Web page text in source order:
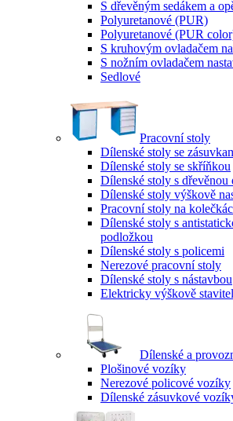
S dřevěným sedákem a
Polyuretanové (PUR)
Polyuretanové (PUR
S kruhovým ovladačem
S nožním ovladačem
Sedlové
Pracovní stoly
Dílenské stoly se
Dílenské stoly se skříňkou
Dílenské stoly s dřevěnou
Dílenské stoly výškově
Pracovní stoly na
Dílenské stoly s
podložkou
Dílenské stoly s policemi
Nerezové pracovní stoly
Dílenské stoly s nástavbou
Elektricky výškově
Dílenské a
Plošinové vozíky
Nerezové policové vozíky
Dílenské zásuvkové